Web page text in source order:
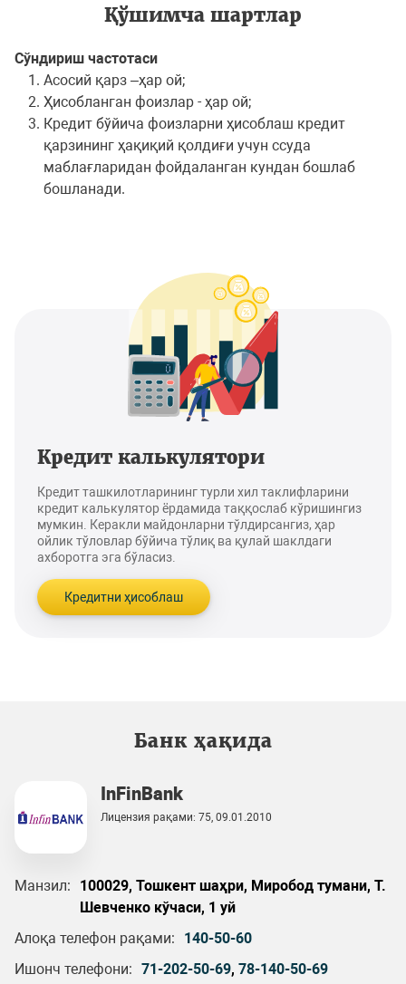
Қўшимча шартлар
Сўндириш частотаси
Асосий қарз –ҳар ой;
Ҳисобланган фоизлар - ҳар ой;
Кредит бўйича фоизларни ҳисоблаш кредит
қарзининг ҳақиқий қолдиғи учун ссуда
маблағларидан фойдаланган кундан бошлаб
бошланади.
Кредит калькулятори
Кредит ташкилотларининг турли хил таклифларини
кредит калькулятор ёрдамида таққослаб кўришингиз
мумкин. Керакли майдонларни тўлдирсангиз, ҳар
ойлик тўловлар бўйича тўлиқ ва қулай шаклдаги
ахборотга эга бўласиз.
Кредитни ҳисоблаш
Банк ҳақида
InFinBank
Лицензия рақами: 75, 09.01.2010
Манзил:
100029, Тошкент шаҳри, Миробод тумани, Т.
Шевченко кўчаси, 1 уй
Алоқа телефон рақами:
140-50-60
Ишонч телефони: 71-202-50-69, 78-140-50-69